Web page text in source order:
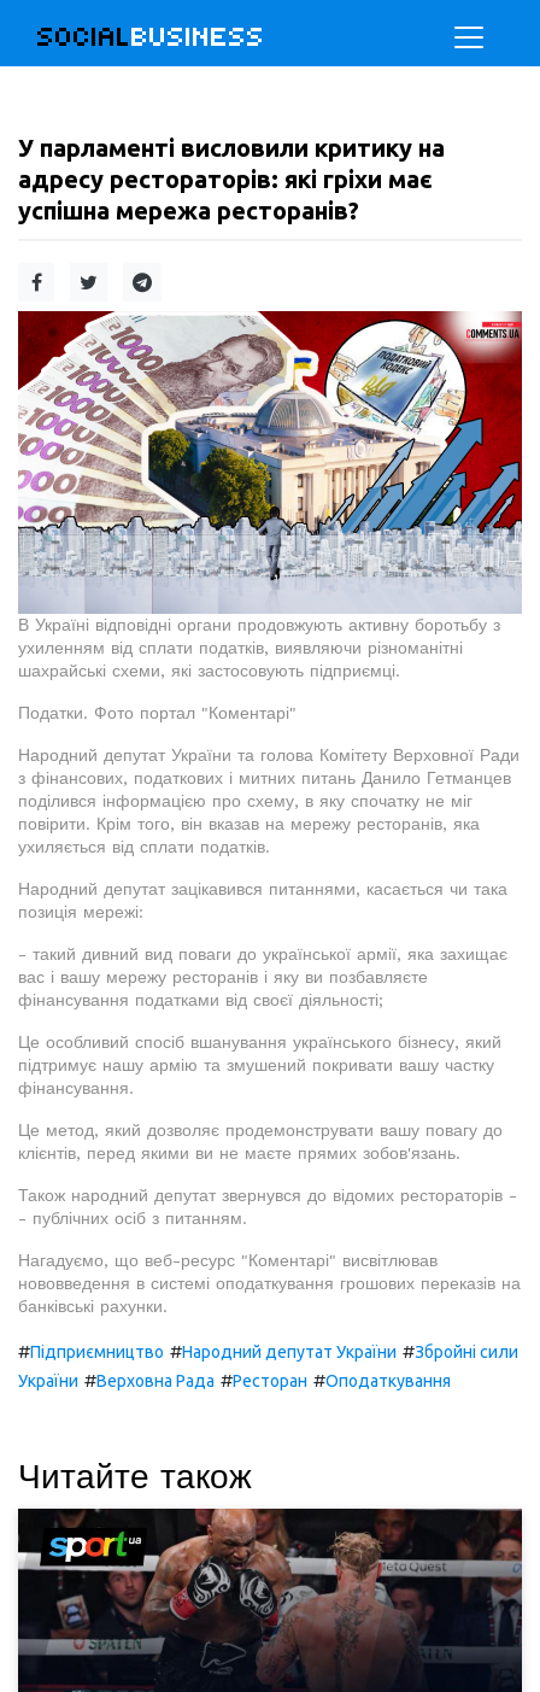
SOCIALBUSINESS
У парламенті висловили критику на
адресу рестораторів: які гріхи має
успішна мережа ресторанів?
В Україні відповідні органи продовжують активну боротьбу з
ухиленням від сплати податків, виявляючи різноманітні
шахрайські схеми, які застосовують підприємці.
Податки. Фото портал "Коментарі"
Народний депутат України та голова Комітету Верховної Ради
з фінансових, податкових і митних питань Данило Гетманцев
поділився інформацією про схему, в яку спочатку не міг
повірити. Крім того, він вказав на мережу ресторанів, яка
ухиляється від сплати податків.
Народний депутат зацікавився питаннями, касається чи така
позиція мережі:
- такий дивний вид поваги до української армії, яка захищає
вас і вашу мережу ресторанів і яку ви позбавляєте
фінансування податками від своєї діяльності;
Це особливий спосіб вшанування українського бізнесу, який
підтримує нашу армію та змушений покривати вашу частку
фінансування.
Це метод, який дозволяє продемонструвати вашу повагу до
клієнтів, перед якими ви не маєте прямих зобов'язань.
Також народний депутат звернувся до відомих рестораторів -
- публічних осіб з питанням.
Нагадуємо, що веб-ресурс "Коментарі" висвітлював
нововведення в системі оподаткування грошових переказів на
банківські рахунки.
#Підприємництво #Народний депутат України #Збройні сили
України #Верховна Рада #Ресторан #Оподаткування
Читайте також